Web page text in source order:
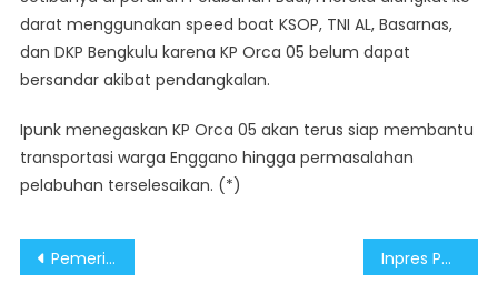
darat menggunakan speed boat KSOP, TNI AL, Basarnas,
dan DKP Bengkulu karena KP Orca 05 belum dapat
bersandar akibat pendangkalan.
Ipunk menegaskan KP Orca 05 akan terus siap membantu
transportasi warga Enggano hingga permasalahan
pelabuhan terselesaikan. (*)
Post
Pemerintah Tegaskan Komitmen Percepat Hilirisasi Baterai dan Transisi Energi Inpres Penanganan Pulau Enggano Bukti Konkret Respon Cepat Pemerintah